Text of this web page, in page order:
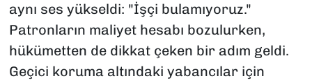
aynı ses yükseldi: "İşçi bulamıyoruz."
Patronların maliyet hesabı bozulurken,
hükümetten de dikkat çeken bir adım geldi.
Geçici koruma altındaki yabancılar için